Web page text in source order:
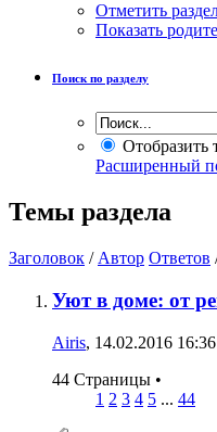
Отметить
Показать
Поиск по разделу
Отобразить
Расширенный
Темы раздела
Заголовок / Автор Ответов
Уют в доме: от
Airis, 14.02.2016 16:36
44 Страницы •
1 2 3 4 5 ... 44